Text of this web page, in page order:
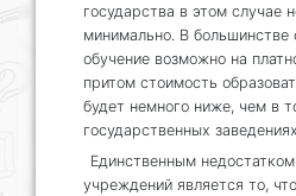
государства в этом случае
минимально. В большинстве
обучение возможно на
притом стоимость
будет немного ниже, чем в
государственных заведениях.
Единственным
учреждений является то,